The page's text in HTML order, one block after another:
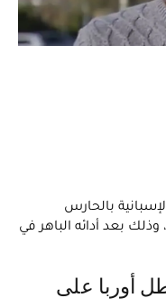
بالحارس
بعد أدائه الباهر في